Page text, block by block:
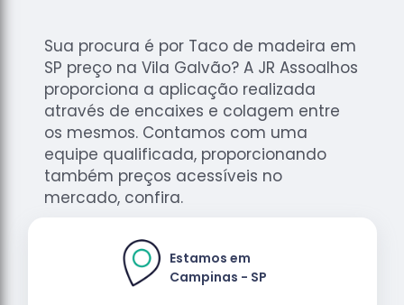
Sua procura é por Taco de madeira em
SP preço na Vila Galvão? A JR Assoalhos
proporciona a aplicação realizada
através de encaixes e colagem entre
os mesmos. Contamos com uma
equipe qualificada, proporcionando
também preços acessíveis no
mercado, confira.
Estamos em
Campinas - SP